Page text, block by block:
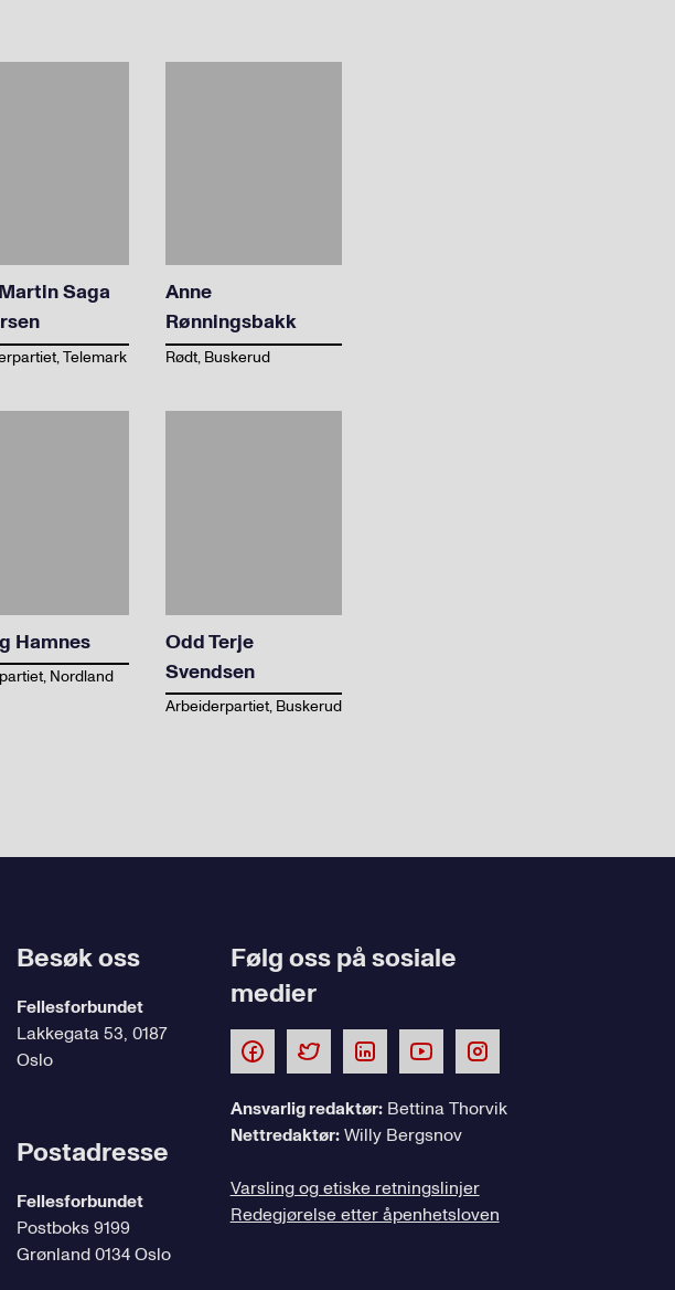
Saga
Telemark
Anne
Rønningsbakk
Rødt, Buskerud
Hamnes
Nordland
Odd Terje
Svendsen
Arbeiderpartiet, Buskerud
Besøk oss
Fellesforbundet
Lakkegata 53, 0187
Oslo
Postadresse
Fellesforbundet
Postboks 9199
Grønland 0134 Oslo
Følg oss på sosiale
medier
Ansvarlig redaktør:Bettina Thorvik
Nettredaktør:Willy Bergsnov
Varsling og etiske retningslinjer
Redegjørelse etter åpenhetsloven